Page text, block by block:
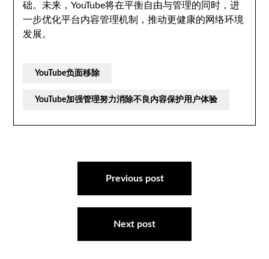
础。未来，YouTube将在平衡自由与管理的同时，进
一步优化平台内容管理机制，推动更健康的网络环境
发展。
YouTube负面移除
YouTube加强管理努力消除不良内容保护用户体验
Previous post
Next post